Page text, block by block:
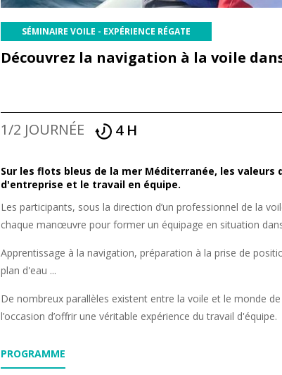
SÉMINAIRE VOILE - EXPÉRIENCE RÉGATE
Découvrez la navigation à la voile
1/2 JOURNÉE 4 H
Sur les flots bleus de la mer Méditerranée, les
d'entreprise et le travail en équipe.
Les participants, sous la direction d’un professionnel de la
chaque manœuvre pour former un équipage en situation
Apprentissage à la navigation, préparation à la prise de
plan d'eau ...
De nombreux parallèles existent entre la voile et le monde de
l’occasion d’offrir une véritable expérience du travail d'équipe.
PROGRAMME